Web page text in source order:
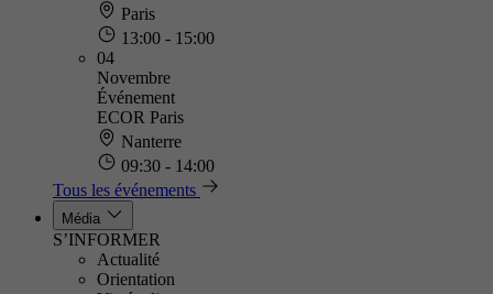
Paris
13:00 - 15:00
04
Novembre
Événement
ECOR Paris
Nanterre
09:30 - 14:00
Tous les événements
Média
S’INFORMER
Actualité
Orientation